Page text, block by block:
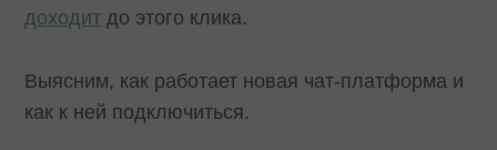
доходит до этого клика.
Выясним, как работает новая чат-платформа и
как к ней подключиться.